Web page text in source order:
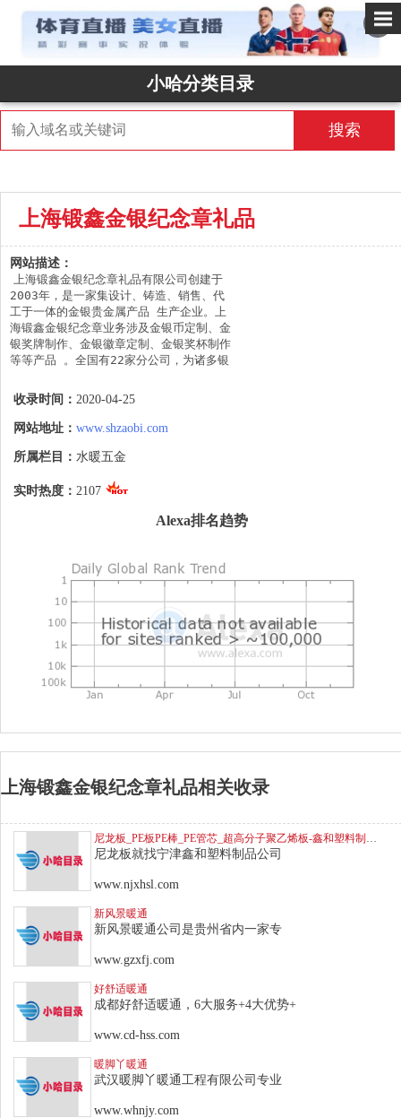
✕
小哈分类目录
搜索
上海锻鑫金银纪念章礼品
网站描述：
上海锻鑫金银纪念章礼品有限公司创建于
2003年，是一家集设计、铸造、销售、代
工于一体的金银贵金属产品 生产企业。上
海锻鑫金银纪念章业务涉及金银币定制、金
银奖牌制作、金银徽章定制、金银奖杯制作
等等产品 。全国有22家分公司，为诸多银
表彰、大型赛事活动设计生产出一 大批具
有“材料价值，纪念价值，艺术价值，收藏
价值”的金银纪念章礼品。
收录时间： 2020-04-25
网站地址： www.shzaobi.com
所属栏目： 水暖五金
实时热度： 2107
Alexa排名趋势
上海锻鑫金银纪念章礼品相关收录
尼龙板就找宁津鑫和塑料制品公司
www.njxhsl.com
新风景暖通
新风景暖通公司是贵州省内一家专
www.gzxfj.com
好舒适暖通
成都好舒适暖通，6大服务+4大优势+
www.cd-hss.com
暖脚丫暖通
武汉暖脚丫暖通工程有限公司专业
www.whnjy.com